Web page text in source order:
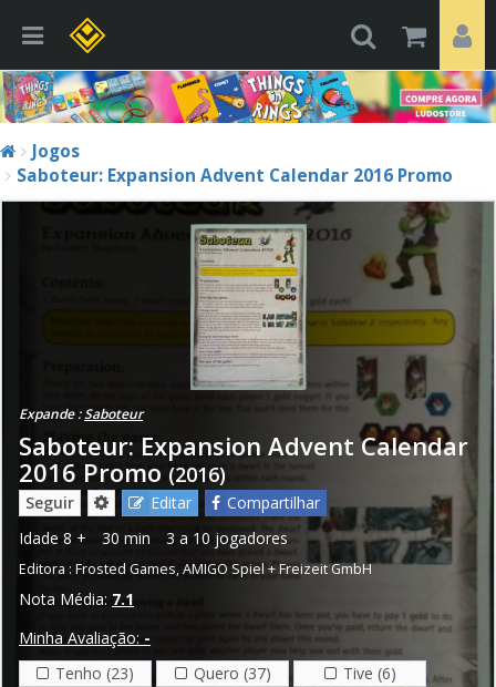
Jogos
Saboteur: Expansion Advent Calendar 2016 Promo
Expande :Saboteur
Saboteur: Expansion Advent Calendar
2016 Promo (2016)
Seguir Editar
Compartilhar
Idade 8 + 30 min 3 a 10 jogadores
Editora : Frosted Games,AMIGO Spiel + Freizeit GmbH
Nota Média: 7.1
Minha Avaliação: -
Tenho (23)
Quero (37)
Tive (6)